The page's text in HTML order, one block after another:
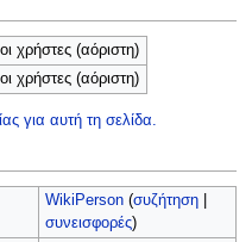
χρήστες (αόριστη)
χρήστες (αόριστη)
για αυτή τη σελίδα.
WikiPerson (συζήτηση|
συνεισφορές)